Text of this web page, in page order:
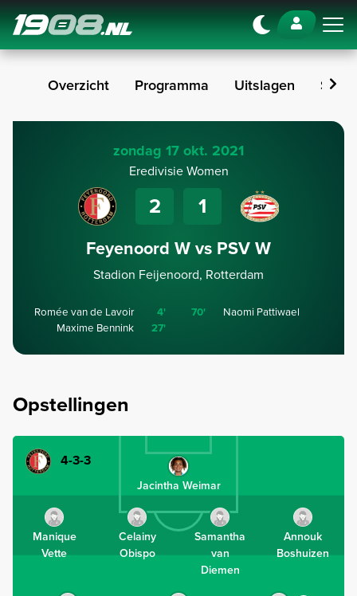
Navigation
Overzicht Programma Uitslagen Stand
zondag 17 okt. 2021
Eredivisie Women
2 1
Feyenoord W vs PSV W
Stadion Feijenoord, Rotterdam
Romée van de Lavoir
4'
Maxime Bennink
27'
70' Naomi Pattiwael
Opstellingen
4-3-3
Jacintha Weimar
Manique
Vette
Celainy
Obispo
Samantha
van
Diemen
Annouk
Boshuizen